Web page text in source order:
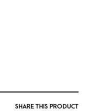
SHARE THIS PRODUCT